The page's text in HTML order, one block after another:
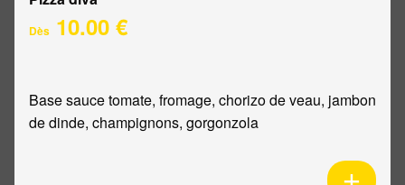
Dès 10.00 €
Base sauce tomate, fromage, chorizo de veau, jambon
de dinde, champignons, gorgonzola